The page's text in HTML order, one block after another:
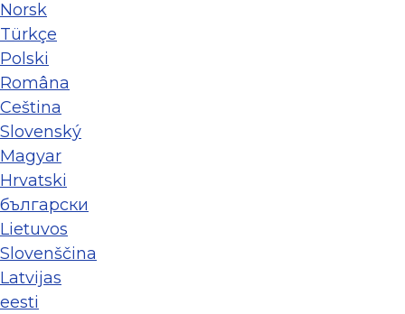
Norsk
Türkçe
Polski
Româna
Ceština
Slovenský
Magyar
Hrvatski
български
Lietuvos
Slovenščina
Latvijas
eesti